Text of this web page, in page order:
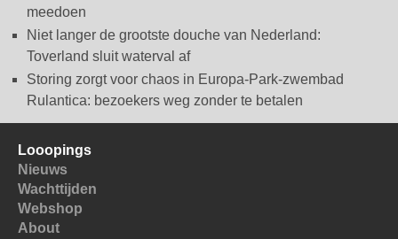
meedoen
Niet langer de grootste douche van Nederland:
Toverland sluit waterval af
Storing zorgt voor chaos in Europa-Park-zwembad
Rulantica: bezoekers weg zonder te betalen
Looopings
Nieuws
Wachttijden
Webshop
About